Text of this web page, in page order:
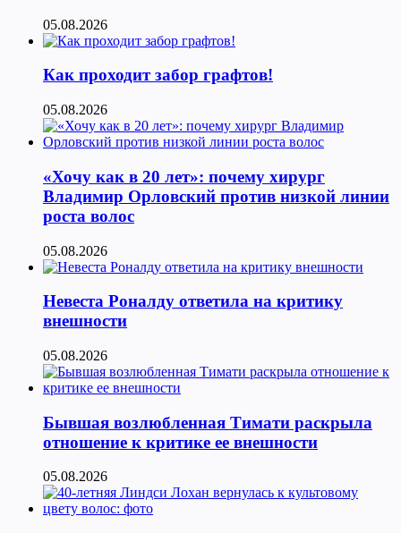
05.08.2026
Как проходит забор графтов!
05.08.2026
«Хочу как в 20 лет»: почему хирург
Владимир Орловский против низкой линии
роста волос
05.08.2026
Невеста Роналду ответила на критику
внешности
05.08.2026
Бывшая возлюбленная Тимати раскрыла
отношение к критике ее внешности
05.08.2026